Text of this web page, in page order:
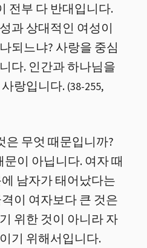
전부 다 반대입니다.
과 상대적인 여성이
되느냐? 사랑을 중심
다. 인간과 하나님을
랑입니다. (38-255,
은 무엇 때문입니까?
이 아닙니다. 여자 때
남자가 태어났다는
이 여자보다 큰 것은
위한 것이 아니라 자
기 위해서입니다.